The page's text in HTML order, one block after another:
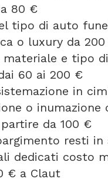
80 €
tipo di auto
o luxury da
materiale e tipo
60 ai 200 €
in
o inumazione
da 100 €
resti in
dedicati costo
€ a Claut